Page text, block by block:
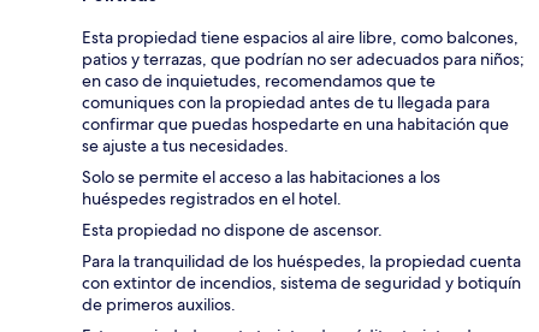
Esta propiedad tiene espacios al aire libre, como balcones,
patios y terrazas, que podrían no ser adecuados para niños;
en caso de inquietudes, recomendamos que te
comuniques con la propiedad antes de tu llegada para
confirmar que puedas hospedarte en una habitación que
se ajuste a tus necesidades.
Solo se permite el acceso a las habitaciones a los
huéspedes registrados en el hotel.
Esta propiedad no dispone de ascensor.
Para la tranquilidad de los huéspedes, la propiedad cuenta
con extintor de incendios, sistema de seguridad y botiquín
de primeros auxilios.